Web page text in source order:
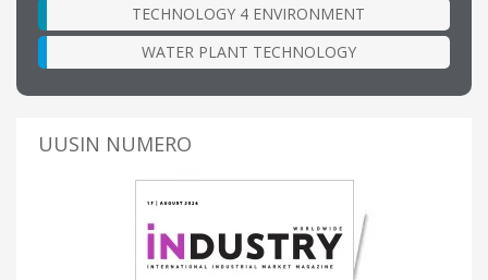
TECHNOLOGY 4 ENVIRONMENT
WATER PLANT TECHNOLOGY
UUSIN NUMERO